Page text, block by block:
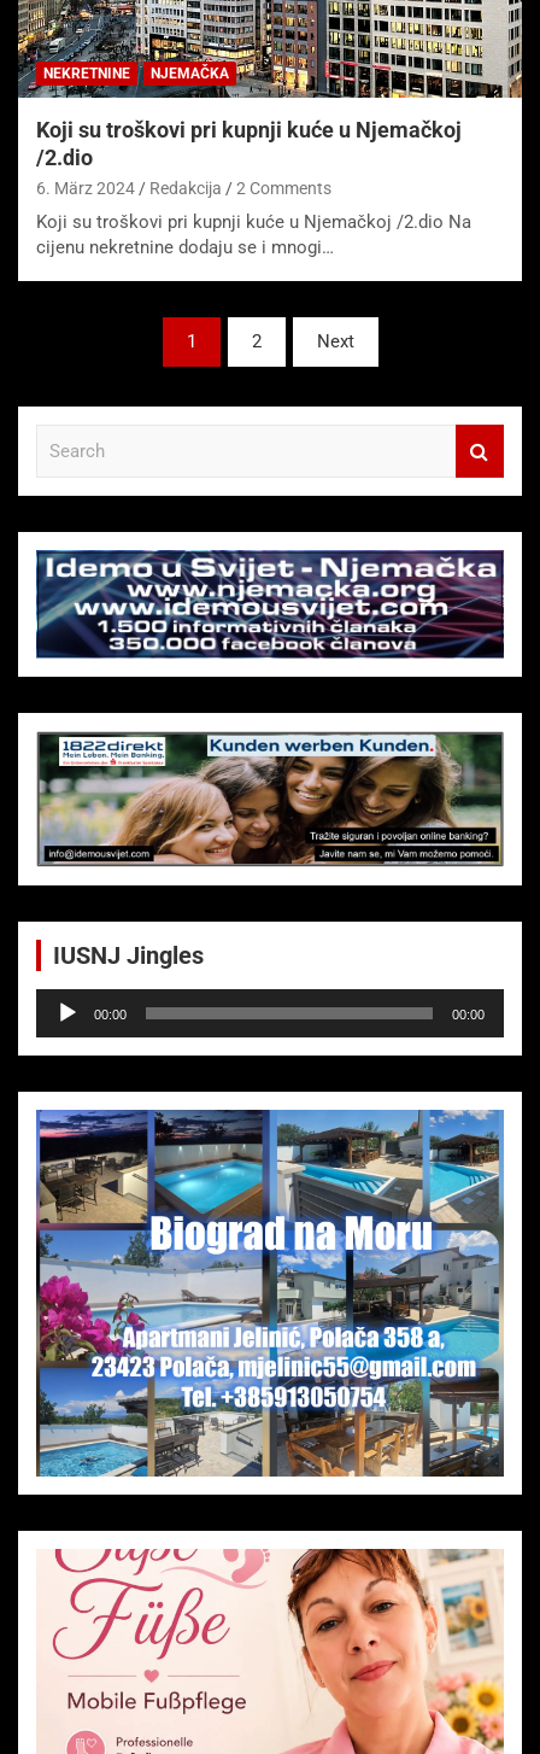
NEKRETNINE NJEMAČKA
Koji su troškovi pri kupnji kuće u Njemačkoj
/2.dio
6. März 2024 Redakcija 2 Comments
Koji su troškovi pri kupnji kuće u Njemačkoj /2.dio Na
cijenu nekretnine dodaju se i mnogi…
Seitennummerierung
Beiträge
1 2 Next
c
h
IUSNJ Jingles
Audio-
Player
00:00 00:00